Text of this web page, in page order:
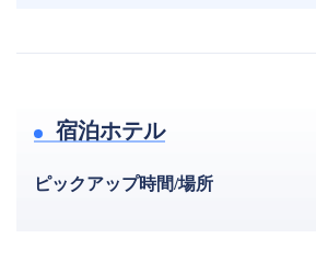
宿泊ホテル
ピックアップ時間/場所